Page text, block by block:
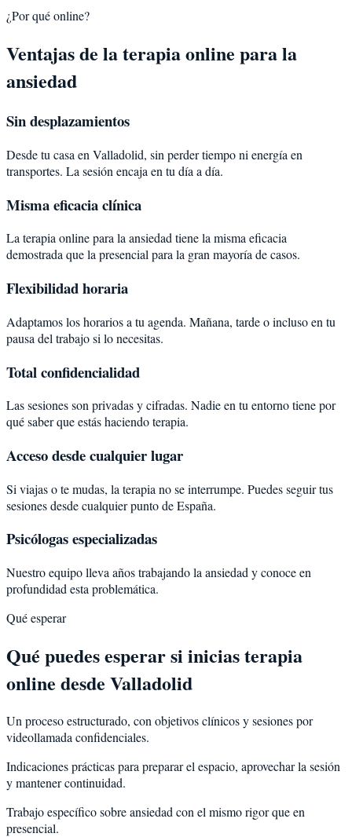
¿Por qué online?
Ventajas de la terapia online para la
ansiedad
Sin desplazamientos
Desde tu casa en Valladolid, sin perder tiempo ni energía en
transportes. La sesión encaja en tu día a día.
Misma eficacia clínica
La terapia online para la ansiedad tiene la misma eficacia
demostrada que la presencial para la gran mayoría de casos.
Flexibilidad horaria
Adaptamos los horarios a tu agenda. Mañana, tarde o incluso en tu
pausa del trabajo si lo necesitas.
Total confidencialidad
Las sesiones son privadas y cifradas. Nadie en tu entorno tiene por
qué saber que estás haciendo terapia.
Acceso desde cualquier lugar
Si viajas o te mudas, la terapia no se interrumpe. Puedes seguir tus
sesiones desde cualquier punto de España.
Psicólogas especializadas
Nuestro equipo lleva años trabajando la ansiedad y conoce en
profundidad esta problemática.
Qué esperar
Qué puedes esperar si inicias terapia
online desde Valladolid
Un proceso estructurado, con objetivos clínicos y sesiones por
videollamada confidenciales.
Indicaciones prácticas para preparar el espacio, aprovechar la sesión
y mantener continuidad.
Trabajo específico sobre ansiedad con el mismo rigor que en
presencial.